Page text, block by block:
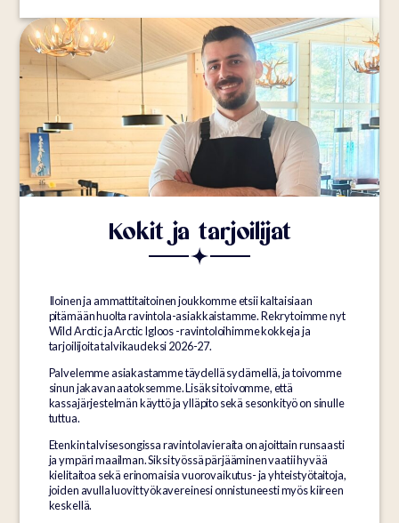
Kokit ja tarjoilijat
Iloinen ja ammattitaitoinen joukkomme etsii kaltaisiaan
pitämään huolta ravintola-asiakkaistamme. Rekrytoimme nyt
Wild Arctic ja Arctic Igloos -ravintoloihimme kokkeja ja
tarjoilijoita talvikaudeksi 2026-27.
Palvelemme asiakastamme täydellä sydämellä, ja toivomme
sinun jakavan aatoksemme. Lisäksi toivomme, että
kassajärjestelmän käyttö ja ylläpito sekä sesonkityö on sinulle
tuttua.
Etenkin talvisesongissa ravintolavieraita on ajoittain runsaasti
ja ympäri maailman. Siksi työssä pärjääminen vaatii hyvää
kielitaitoa sekä erinomaisia vuorovaikutus- ja yhteistyötaitoja,
joiden avulla luovit työkavereinesi onnistuneesti myös kiireen
keskellä.